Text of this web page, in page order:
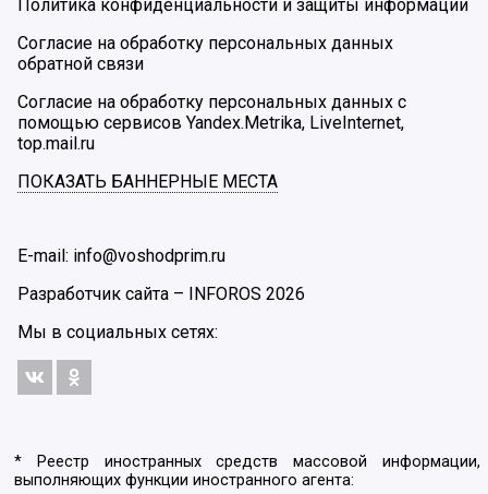
Политика конфиденциальности и защиты информации
Согласие на обработку персональных данных
обратной связи
Согласие на обработку персональных данных с
помощью сервисов Yandex.Metrika, LiveInternet,
top.mail.ru
ПОКАЗАТЬ БАННЕРНЫЕ МЕСТА
E-mail: info@voshodprim.ru
Разработчик сайта – INFOROS 2026
Мы в социальных сетях:
* Реестр иностранных средств массовой информации,
выполняющих функции иностранного агента: